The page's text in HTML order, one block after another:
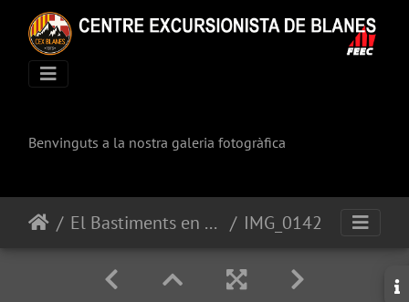
Benvinguts a la nostra galeria fotogràfica
El Bastiments en raquetes IMG_0142